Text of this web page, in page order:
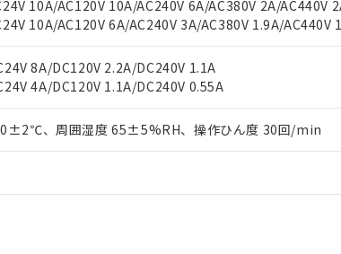
10A/AC120V 10A/AC240V 6A/AC380V 2A/AC440V
10A/AC120V 6A/AC240V 3A/AC380V 1.9A/AC440V
8A/DC120V 2.2A/DC240V 1.1A
4A/DC120V 1.1A/DC240V 0.55A
、周囲湿度 65±5%RH、操作ひん度 30回/min
機器販売店や当社販売拠点は「販売ネットワーク
」を
び標準価格結果を当社の事前の承諾なく第三者に漏洩ま
能（部品リスト作成サービス）をご利用いただくには、
あります。
ェブサイト上で当社にご登録された部品リストについて
品・サービスに関するお客様との取引・商談に必要な範
用者とは、
します。
状況などにより、予定月が前後することがあります。
ダウンロード
をダウンロードすることができます。
書（当社基準）
時点で非含有を証明するもので、過去に遡って非含有
フタル酸エステル類４物質の対応では、対応完了まで
期限
10物質）のすべてが基準値以下であることを示します。
状況下において有害物質が外部に漏えいし、環境に深
販売先および販売に係わる関係者が違法に輸出するおそ
合意する キャ
(最新の在庫状況については、お客様のお取引先、また
店・当社販売員にご確認ください)
機種、また在庫状況の情報を公開していない機種